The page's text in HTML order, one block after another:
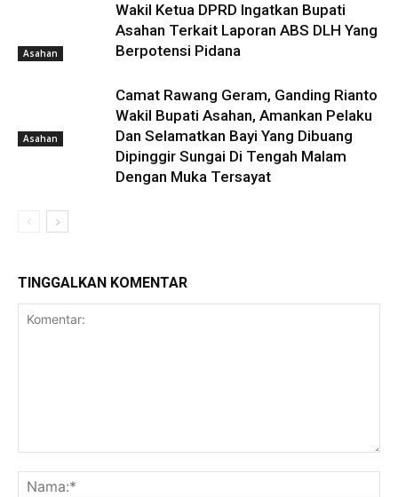
Asahan
Wakil Ketua DPRD Ingatkan Bupati
Asahan Terkait Laporan ABS DLH Yang
Berpotensi Pidana
Asahan
Camat Rawang Geram, Ganding Rianto
Wakil Bupati Asahan, Amankan Pelaku
Dan Selamatkan Bayi Yang Dibuang
Dipinggir Sungai Di Tengah Malam
Dengan Muka Tersayat
TINGGALKAN KOMENTAR